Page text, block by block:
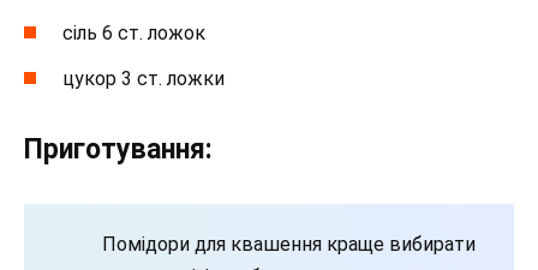
сіль 6 ст. ложок
цукор 3 ст. ложки
Приготування:
Помідори для квашення краще вибирати